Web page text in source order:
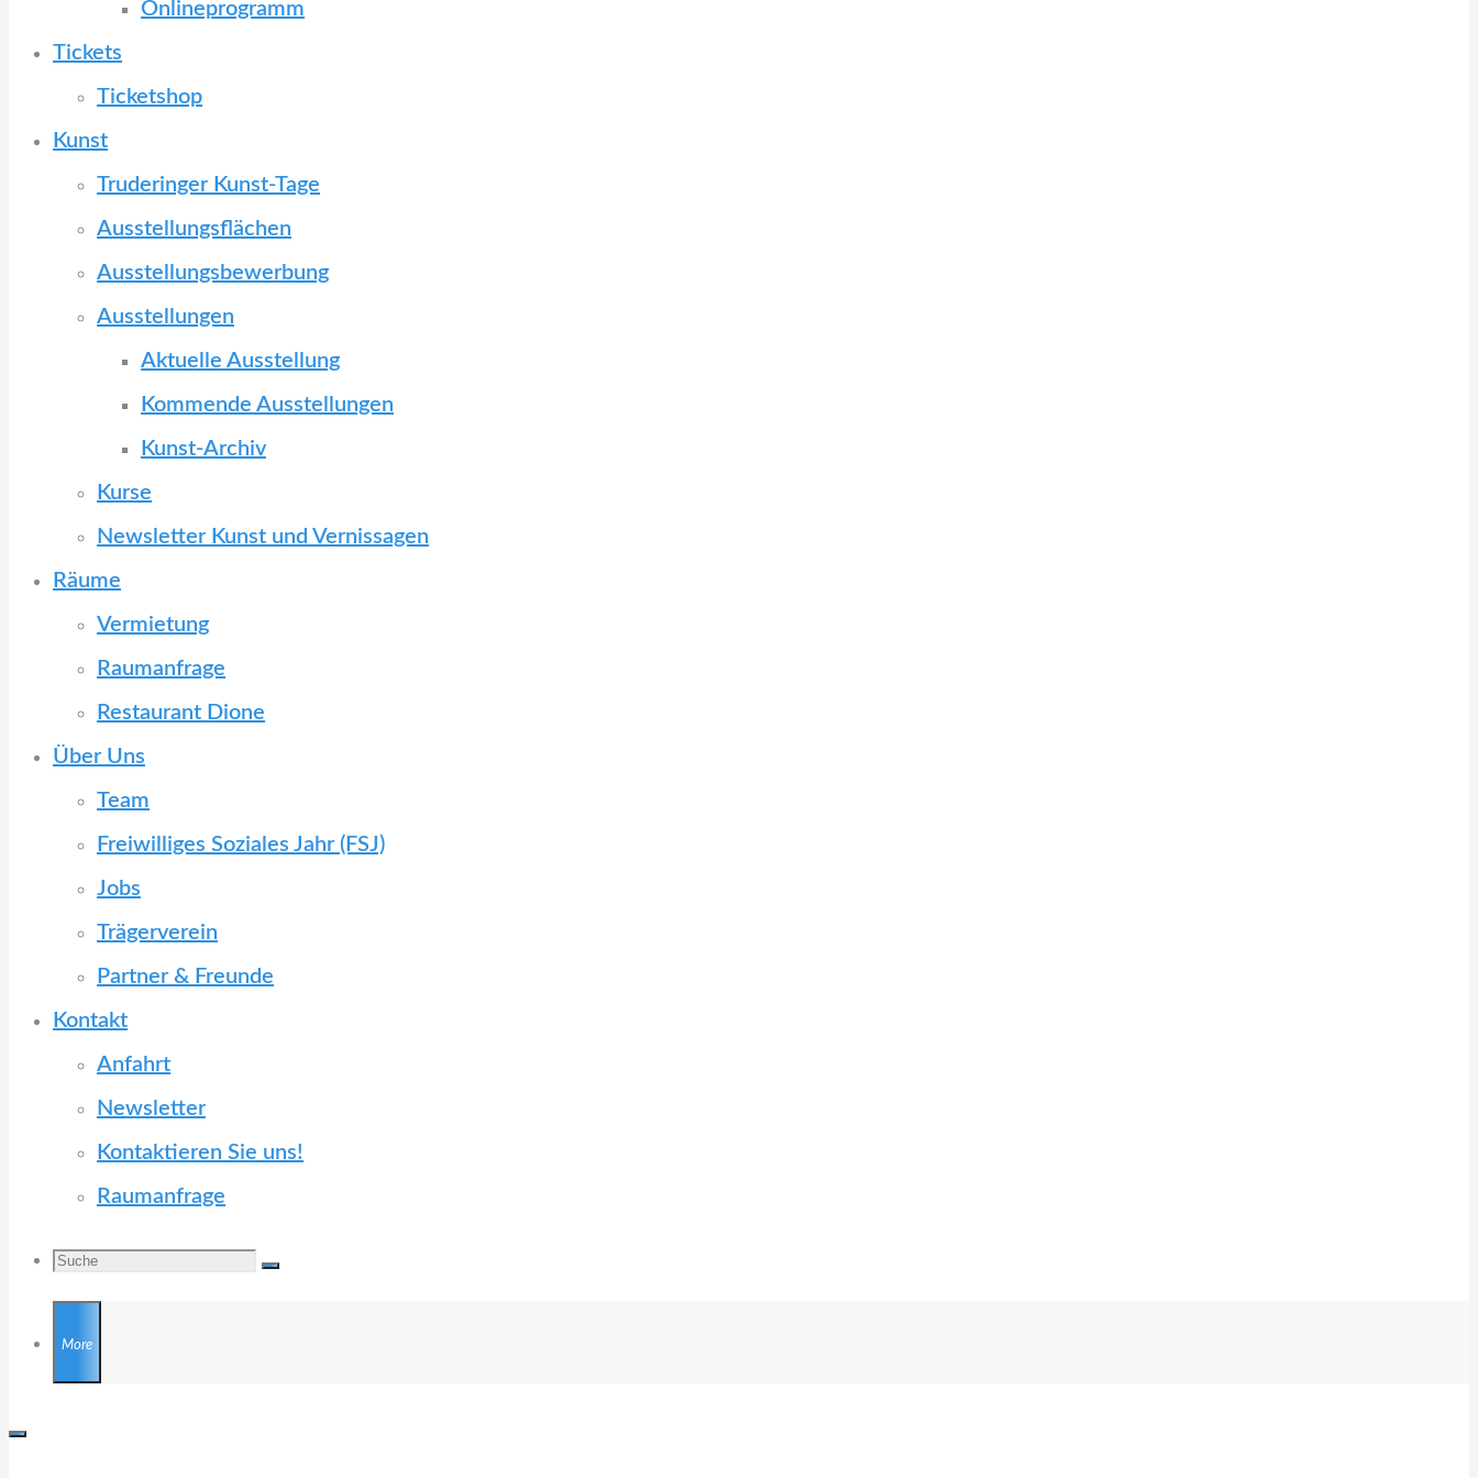
Onlineprogramm
Tickets
Ticketshop
Kunst
Truderinger Kunst-Tage
Ausstellungsflächen
Ausstellungsbewerbung
Ausstellungen
Aktuelle Ausstellung
Kommende Ausstellungen
Kunst-Archiv
Kurse
Newsletter Kunst und Vernissagen
Räume
Vermietung
Raumanfrage
Restaurant Dione
Über Uns
Team
Freiwilliges Soziales Jahr (FSJ)
Jobs
Trägerverein
Partner & Freunde
Kontakt
Anfahrt
Newsletter
Kontaktieren Sie uns!
Raumanfrage
Search
Suche
nach:
Suche
More